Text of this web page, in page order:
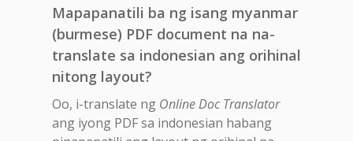
Mapapanatili ba ng isang myanmar
(burmese) PDF document na na-
translate sa indonesian ang orihinal
nitong layout?
Oo, i-translate ng Online Doc Translator
ang iyong PDF sa indonesian habang